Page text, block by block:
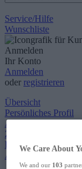
Service/Hilfe
Wunschliste
Anmelden
Ihr Konto
Anmelden
oder registrieren
Übersicht
Persönliches Profil
Adressen
Zahlungsarten
Bestellungen
Abonnements
We Care About
We and our 103